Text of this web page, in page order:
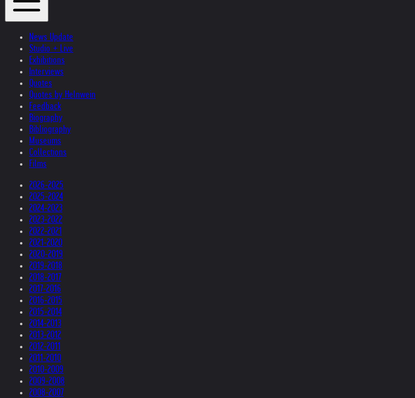
News Update
Studio + Live
Exhibitions
Interviews
Quotes
Quotes by Helnwein
Feedback
Biography
Bibliography
Museums
Collections
Films
2026-2025
2025-2024
2024-2023
2023-2022
2022-2021
2021-2020
2020-2019
2019-2018
2018-2017
2017-2016
2016-2015
2015-2014
2014-2013
2013-2012
2012-2011
2011-2010
2010-2009
2009-2008
2008-2007